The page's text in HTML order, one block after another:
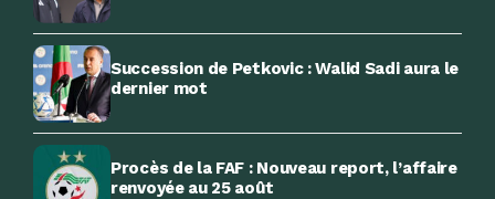
Succession de Petkovic : Walid Sadi aura le
dernier mot
Procès de la FAF : Nouveau report, l’affaire
renvoyée au 25 août